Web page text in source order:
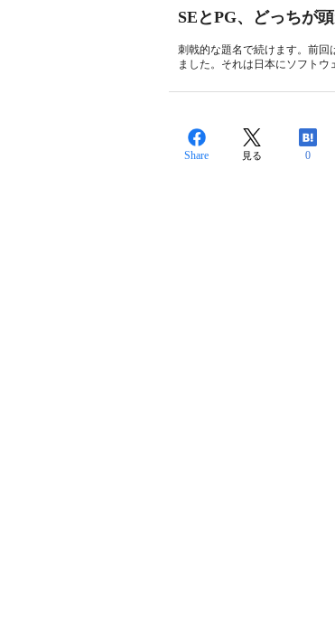
SEとPG、どっちが頭
刺戟的な題名で続けます。前回
ました。それは日本にソフト
Share 見る 0